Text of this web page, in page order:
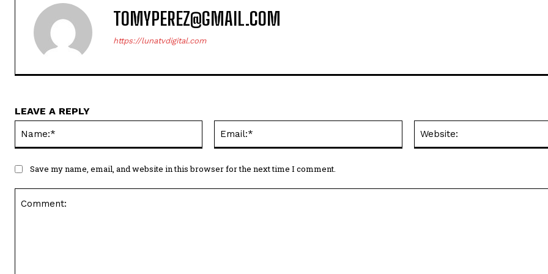
TOMYPEREZ@GMAIL.COM
https://lunatvdigital.com
LEAVE A REPLY
Save my name, email, and website in this browser for the next time I comment.